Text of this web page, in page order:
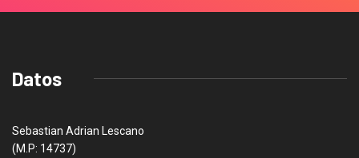
Datos
Sebastian Adrian Lescano
(M.P: 14737)